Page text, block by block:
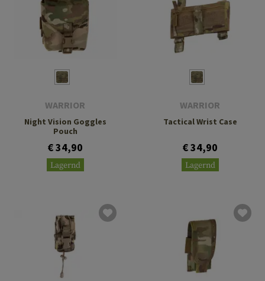
WARRIOR
Night Vision Goggles
Pouch
€ 34,90
Lagernd
WARRIOR
Tactical Wrist Case
€ 34,90
Lagernd